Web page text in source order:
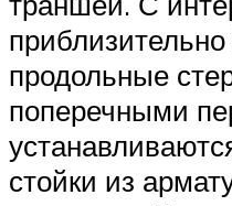
продольные
поперечными
стойки из